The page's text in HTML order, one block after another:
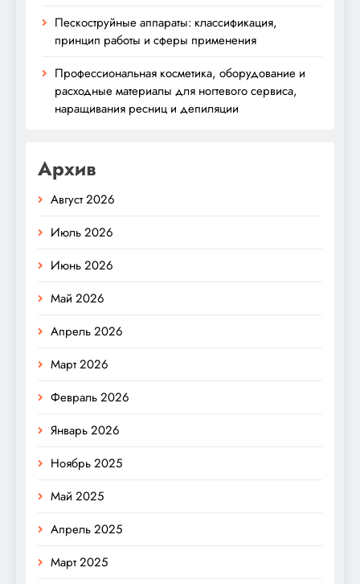
Пескоструйные аппараты: классификация,
принцип работы и сферы применения
Профессиональная косметика, оборудование и
расходные материалы для ногтевого сервиса,
наращивания ресниц и депиляции
Архив
Август 2026
Июль 2026
Июнь 2026
Май 2026
Апрель 2026
Март 2026
Февраль 2026
Январь 2026
Ноябрь 2025
Май 2025
Апрель 2025
Март 2025